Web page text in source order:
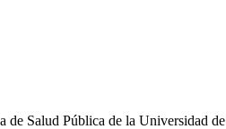
de Salud Pública de la Universidad